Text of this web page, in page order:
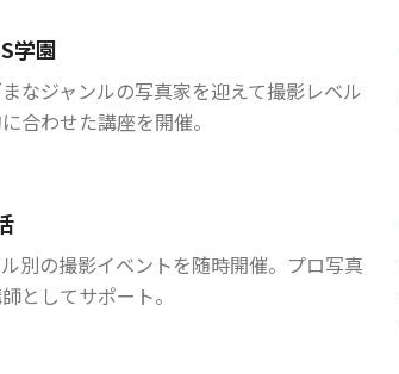
学園
なジャンルの写真家を迎えて撮影レベル
合わせた講座を開催。
別の撮影イベントを随時開催。プロ写真
としてサポート。